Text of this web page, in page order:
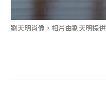
劉天明肖像，相片由劉天明提供